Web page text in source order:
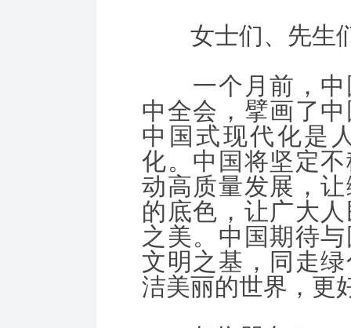
女士们、先生
一个月前，中
中全会，擘画了
中国式现代化是
化。中国将坚定
动高质量发展，
的底色，让广大
之美。中国期待
文明之基，同走
洁美丽的世界，更